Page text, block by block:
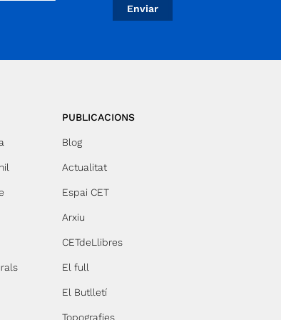
certificació de sostenibilitat per a
del Centre en la protecció del
un esport responsable i
tres anys, destaca les accions
naturals i promoure la
conscienciació ambiental entre
Campaneta no només és una
muntanya entre infants, sinó
de nivell com el Campionat de
Catalunya d'Escoles Trail. Amb
PUBLICACIONS
Blog
Actualitat
Espai CET
Arxiu
CETdeLlibres
El full
El Butlletí
Topografies